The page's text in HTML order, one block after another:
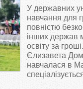
У державних
навчання для
повністю
інших держав
освіту за
Єлизавета
навчалася в